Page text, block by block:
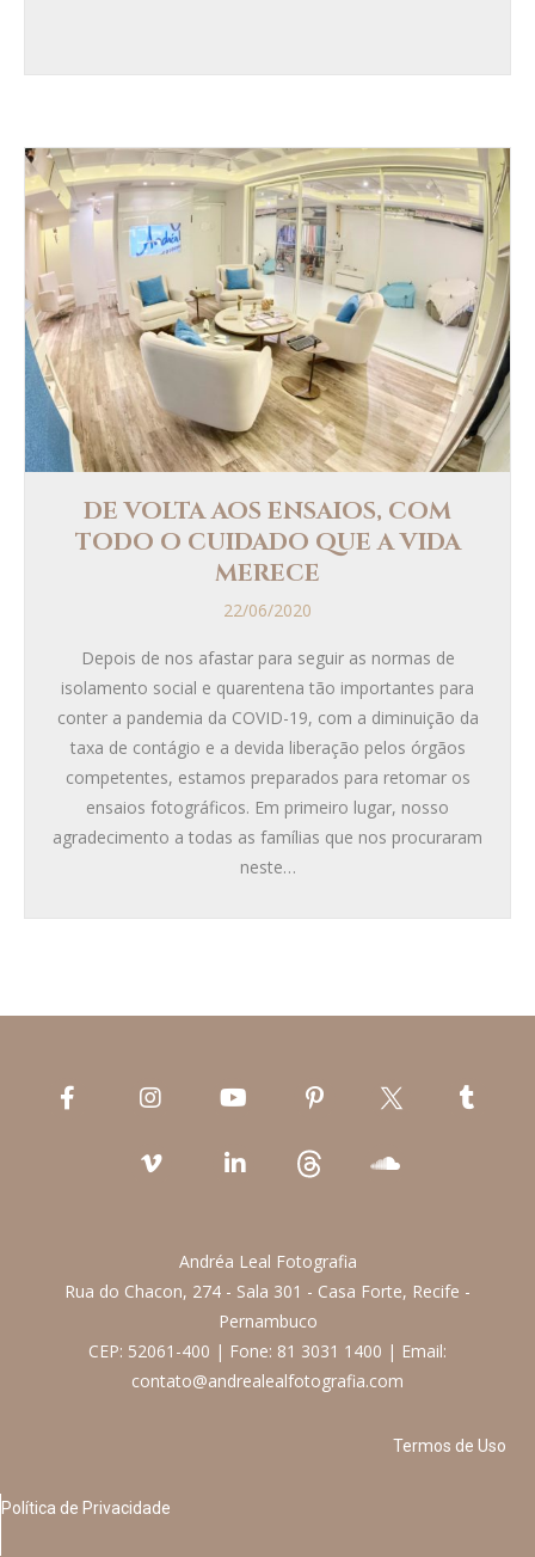
DE VOLTA AOS ENSAIOS, COM
TODO O CUIDADO QUE A VIDA
MERECE
22/06/2020
Depois de nos afastar para seguir as normas de
isolamento social e quarentena tão importantes para
conter a pandemia da COVID-19, com a diminuição da
taxa de contágio e a devida liberação pelos órgãos
competentes, estamos preparados para retomar os
ensaios fotográficos. Em primeiro lugar, nosso
agradecimento a todas as famílias que nos procuraram
neste…
Andréa Leal Fotografia
Rua do Chacon, 274 - Sala 301 - Casa Forte, Recife -
Pernambuco
CEP: 52061-400 | Fone: 81 3031 1400 | Email:
contato@andrealealfotografia.com
Termos de Uso
Política de Privacidade